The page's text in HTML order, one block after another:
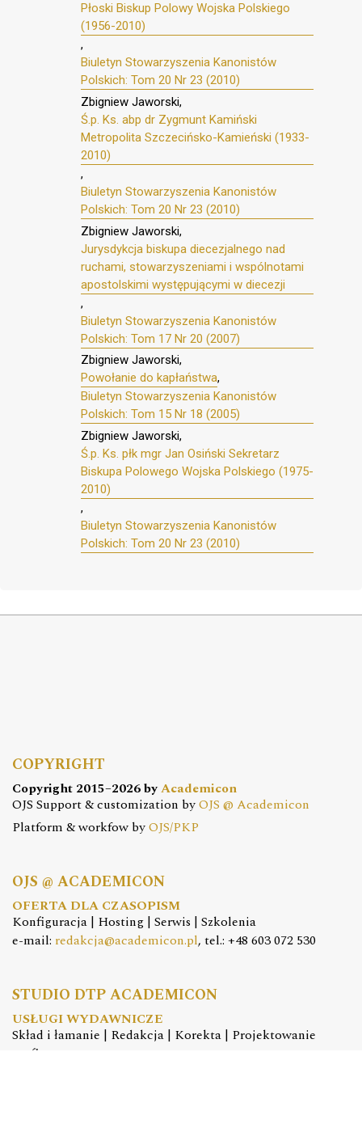
Płoski Biskup Polowy Wojska Polskiego
(1956-2010)
,
Biuletyn Stowarzyszenia Kanonistów
Polskich: Tom 20 Nr 23 (2010)
Zbigniew Jaworski,
Ś.p. Ks. abp dr Zygmunt Kamiński
Metropolita Szczecińsko-Kamieński (1933-
2010)
,
Biuletyn Stowarzyszenia Kanonistów
Polskich: Tom 20 Nr 23 (2010)
Zbigniew Jaworski,
Jurysdykcja biskupa diecezjalnego nad
ruchami, stowarzyszeniami i wspólnotami
apostolskimi występującymi w diecezji
,
Biuletyn Stowarzyszenia Kanonistów
Polskich: Tom 17 Nr 20 (2007)
Zbigniew Jaworski,
Powołanie do kapłaństwa,
Biuletyn Stowarzyszenia Kanonistów
Polskich: Tom 15 Nr 18 (2005)
Zbigniew Jaworski,
Ś.p. Ks. płk mgr Jan Osiński Sekretarz
Biskupa Polowego Wojska Polskiego (1975-
2010)
,
Biuletyn Stowarzyszenia Kanonistów
Polskich: Tom 20 Nr 23 (2010)
COPYRIGHT
Copyright 2015–2026 byAcademicon
OJS Support & customization byOJS @ Academicon
Platform & workfow byOJS/PKP
OJS @ ACADEMICON
OFERTA DLA CZASOPISM
Konfiguracja | Hosting | Serwis | Szkolenia
e-mail: redakcja@academicon.pl, tel.: +48 603 072 530
STUDIO DTP ACADEMICON
USŁUGI WYDAWNICZE
Skład i łamanie | Redakcja | Korekta | Projektowanie
graficzne